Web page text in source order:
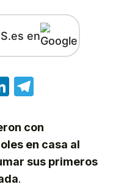
en
LinkedIn
con
en casa al
sus primeros
.